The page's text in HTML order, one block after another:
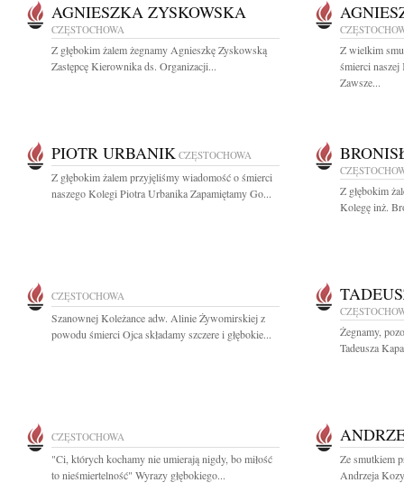
AGNIESZKA ZYSKOWSKA
CZĘSTOCHOWA
Z głębokim żalem żegnamy Agnieszkę Zyskowską
Zastępcę Kierownika ds. Organizacji...
Z wielkim
śmierci
Zawsze...
PIOTR URBANIK CZĘSTOCHOWA
Z głębokim żalem przyjęliśmy wiadomość o śmierci
naszego Kolegi Piotra Urbanika Zapamiętamy Go...
Z głębokim
Kolegę inż.
CZĘSTOCHOWA
Szanownej Koleżance adw. Alinie Żywomirskiej z
powodu śmierci Ojca składamy szczere i głębokie...
Żegnamy,
Tadeusza
CZĘSTOCHOWA
"Ci, których kochamy nie umierają nigdy, bo miłość
to nieśmiertelność" Wyrazy głębokiego...
Ze smutkiem
Andrzeja